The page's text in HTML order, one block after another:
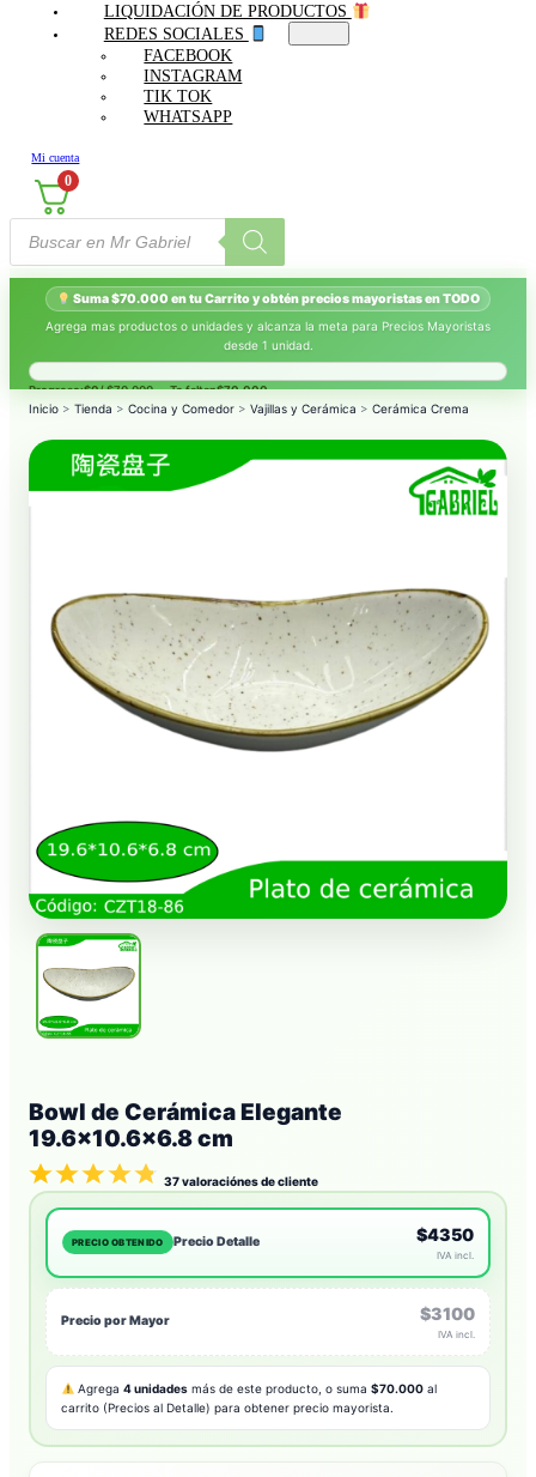
LIQUIDACIÓN DE PRODUCTOS
REDES SOCIALES
FACEBOOK
INSTAGRAM
TIK TOK
WHATSAPP
Mi cuenta
0
Búsqueda
productos
Suma $70.000 en tu Carrito y obtén precios mayoristas en TODO
Agrega mas productos o unidades y alcanza la meta para Precios Mayoristas
desde 1 unidad.
Progreso:$0/ $70.000 — Te faltan$70.000.
Inicio > Tienda > Cocina y Comedor > Vajillas y Cerámica > Cerámica Crema
Bowl de Cerámica Elegante
19.6×10.6×6.8 cm
37valoraciónes de cliente
PRECIO OBTENIDO Precio Detalle $4350
IVA incl.
Precio por Mayor $3100
IVA incl.
Agrega4 unidades más de este producto, o suma$70.000 al
carrito (Precios al Detalle) para obtener precio mayorista.